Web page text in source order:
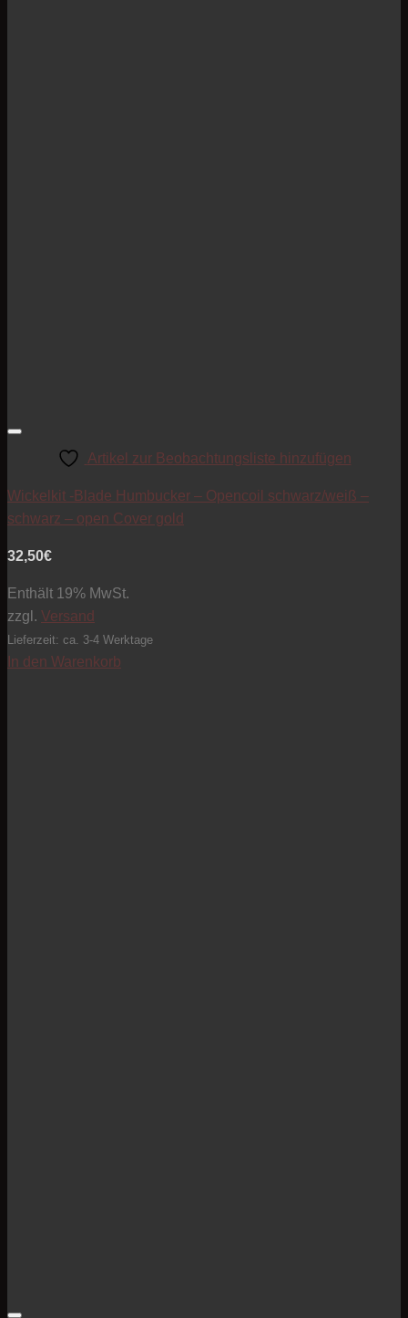
Artikel zur Beobachtungsliste hinzufügen
Wickelkit -Blade Humbucker – Opencoil schwarz/weiß –
schwarz – open Cover gold
32,50€
Enthält 19% MwSt.
zzgl. Versand
Lieferzeit: ca. 3-4 Werktage
In den Warenkorb